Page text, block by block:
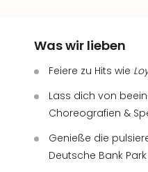
Was wir lieben
Feiere zu Hits wie
Lass dich von
Choreografien &
Genieße die
Deutsche Bank Park